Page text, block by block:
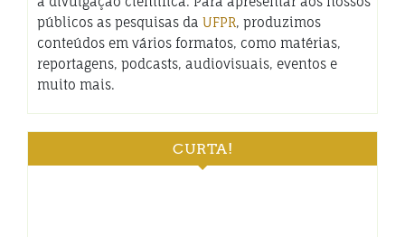
públicos as pesquisas da UFPR, produzimos
conteúdos em vários formatos, como matérias,
reportagens, podcasts, audiovisuais, eventos e
muito mais.
CURTA!